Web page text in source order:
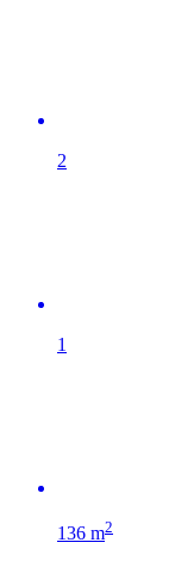
2
1
136 m2